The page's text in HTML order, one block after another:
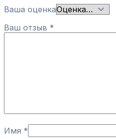
Ваша оценка
Ваш отзыв *
Имя *